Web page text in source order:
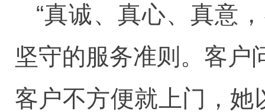
“真诚、真心、真意
坚守的服务准则。客户
客户不方便就上门，她